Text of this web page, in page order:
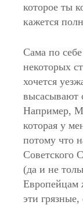
которое ты
кажется
Сама по
некоторых
хочется
высасывают
Например,
которая у
потому что
Советского
(да и не
Европейцам
эти